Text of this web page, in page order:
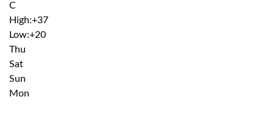
C
High:+37
Low:+20
Thu
Sat
Sun
Mon